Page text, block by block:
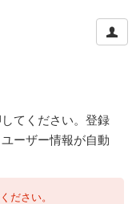
する
てください。登録
ーザー情報が自動
ださい。